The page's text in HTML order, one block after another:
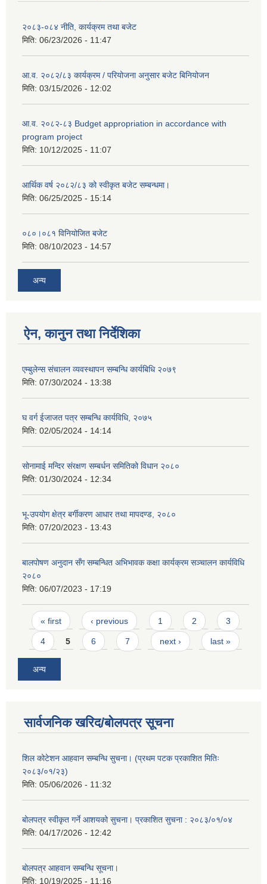
२०८३-०८४ नीति, कार्यक्रम तथा बजेट
मिति: 06/23/2026 - 11:47
आ.व. २०८२/८३ कार्यक्रम / परियोजना अनुसार बजेट बिनियोजन
मिति: 03/15/2026 - 12:02
आ.व. २०८२-८३ Budget appropriation in accordance with
program project
मिति: 10/12/2025 - 11:07
आर्थिक वर्ष २०८२/८३ को स्वीकृत बजेट सम्बन्धमा।
मिति: 06/25/2025 - 15:14
०८०।०८१ विनियोजित बजेट
मिति: 08/10/2023 - 14:57
अन्य
ऐन, कानुन तथा निर्देशिका
एम्बुलेन्स संचालन व्यवस्थापन सम्बन्धि कार्यबिधि २०७९
मिति: 07/30/2024 - 13:38
घ वर्ग ईजाजत पत्र सम्बन्धि कार्यविधि, २०७५
मिति: 02/05/2024 - 14:14
सोनामाई मन्दिर संरक्षण सम्बर्धन समितिको विधान २०८०
मिति: 01/30/2024 - 12:34
भू-उपयोग क्षेत्र बर्गीकरण आधार तथा मापदण्ड, २०८०
मिति: 07/20/2023 - 13:43
बालपोषण अनुदान सँग सम्बन्धित अभिभावक कक्षा कार्यक्रम सञ्चालन कार्यविधि
२०८०
मिति: 06/07/2023 - 17:19
Pages
« first ‹ previous 1 2 3
4 5 6 7 next › last »
अन्य
सार्वजनिक खरिद/बोलपत्र सूचना
शिल कोटेशन आहवान सम्बन्धि सुचना। (प्रथम पटक प्रकाशित मितिः
२०८३/०१/२३)
मिति: 05/06/2026 - 11:32
बोलपत्र स्वीकृत गर्ने आशयको सुचना। प्रकाशित सुचना : २०८३/०१/०४
मिति: 04/17/2026 - 12:42
बोलपत्र आहवान सम्बन्धि सूचना।
मिति: 10/19/2025 - 11:16